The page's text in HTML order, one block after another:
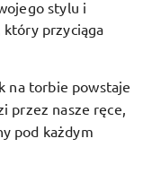
stylu i
który przyciąga
na torbie powstaje
przez nasze ręce,
pod każdym